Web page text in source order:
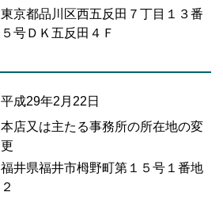
東京都品川区西五反田７丁目１３番
５号ＤＫ五反田４Ｆ
平成29年2月22日
本店又は主たる事務所の所在地の変
更
福井県福井市栂野町第１５号１番地
２